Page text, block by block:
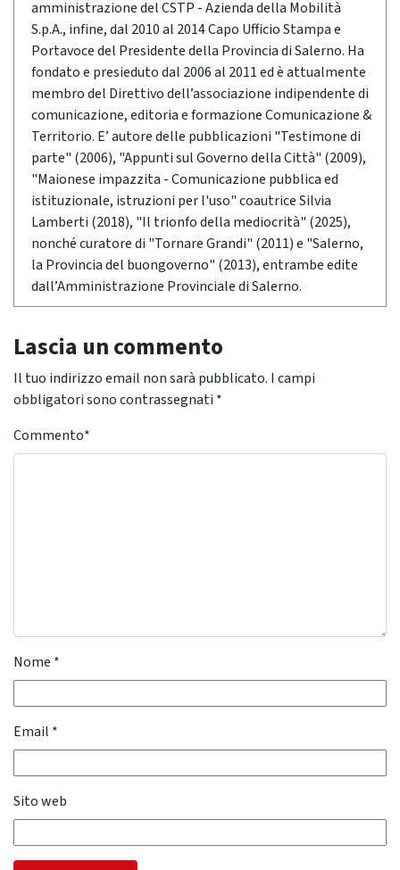
amministrazione del CSTP - Azienda della Mobilità
S.p.A., infine, dal 2010 al 2014 Capo Ufficio Stampa e
Portavoce del Presidente della Provincia di Salerno. Ha
fondato e presieduto dal 2006 al 2011 ed è attualmente
membro del Direttivo dell’associazione indipendente di
comunicazione, editoria e formazione Comunicazione &
Territorio. E’ autore delle pubblicazioni "Testimone di
parte" (2006), "Appunti sul Governo della Città" (2009),
"Maionese impazzita - Comunicazione pubblica ed
istituzionale, istruzioni per l'uso" coautrice Silvia
Lamberti (2018), "Il trionfo della mediocrità" (2025),
nonché curatore di "Tornare Grandi" (2011) e "Salerno,
la Provincia del buongoverno" (2013), entrambe edite
dall’Amministrazione Provinciale di Salerno.
Lascia un commento
Il tuo indirizzo email non sarà pubblicato. I campi
obbligatori sono contrassegnati *
Commento*
Nome *
Email *
Sito web